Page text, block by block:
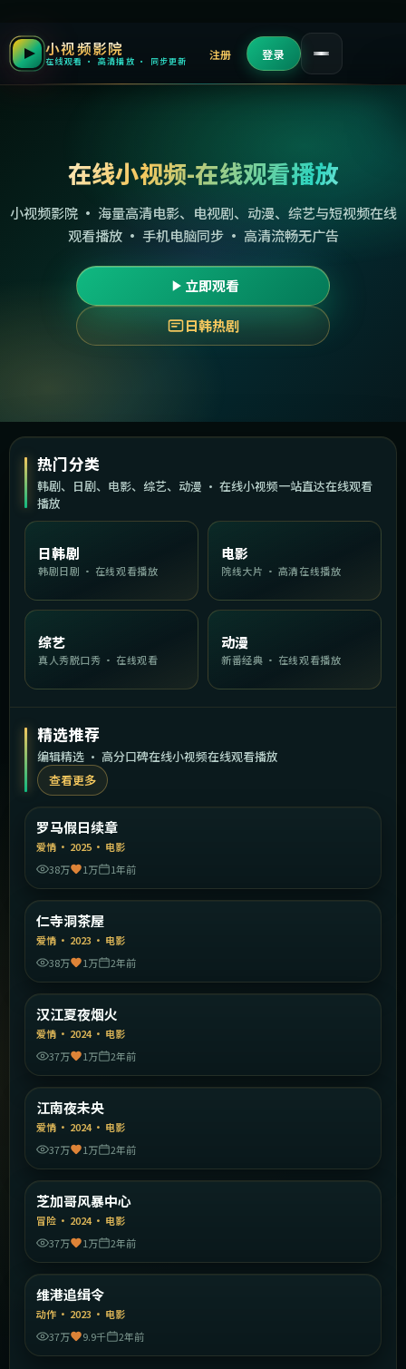
小视频影院
在线观看 · 高清播放 · 同步更新 注册 登录
在线小视频-在线观看播放
小视频影院 · 海量高清电影、电视剧、动漫、综艺与短视频在线
观看播放 · 手机电脑同步 · 高清流畅无广告
立即观看
日韩热剧
热门分类
韩剧、日剧、电影、综艺、动漫 · 在线小视频一站直达在线观看
播放
日韩剧
韩剧日剧 · 在线观看播放
电影
院线大片 · 高清在线播放
综艺
真人秀脱口秀 · 在线观看
动漫
新番经典 · 在线观看播放
精选推荐
编辑精选 · 高分口碑在线小视频在线观看播放
查看更多
精选
罗马假日续章
爱情 · 2025 · 电影
38万
1万 1年前
精选
仁寺洞茶屋
爱情 · 2023 · 电影
38万
1万 2年前
精选
汉江夏夜烟火
爱情 · 2024· 电影
37万
1万 2年前
精选
江南夜未央
爱情 · 2024· 电影
37万
1万 2年前
精选
芝加哥风暴中心
冒险 · 2024· 电影
37万
1万 2年前
精选
维港追缉令
动作 · 2023 · 电影
37万
9.9千 2年前